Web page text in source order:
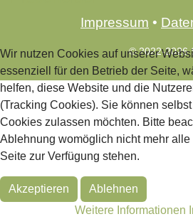
Impressum •
© 2022-2026
Wir nutzen Cookies auf unserer
essenziell für den Betrieb der Seite,
helfen, diese Website und die
(Tracking Cookies). Sie können
Cookies zulassen möchten. Bitte
Ablehnung womöglich nicht mehr
Seite zur Verfügung stehen.
Akzeptieren
Ablehnen
Weitere Informationen